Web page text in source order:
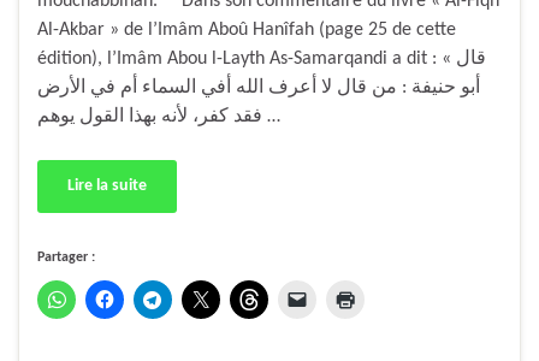
Al-Akbar » de l’Imâm Aboû Hanîfah (page 25 de cette
édition), l’Imâm Abou l-Layth As-Samarqandi a dit : « قال
أبو حنيفة : من قال لا أعرف الله أفي السماء أم في الأرض
فقد كفر، لأنه بهذا القول يوهم …
Lire la suite
Partager :